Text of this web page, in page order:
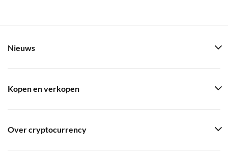
Nieuws
Kopen en verkopen
Over cryptocurrency